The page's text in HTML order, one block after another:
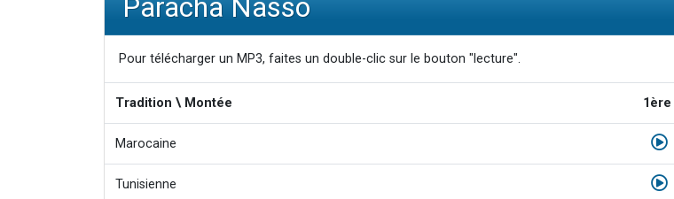
Paracha Nasso
Pour télécharger un MP3, faites un double-clic sur le bouton "lecture".
Tradition \ Montée 1ère
Marocaine
Tunisienne